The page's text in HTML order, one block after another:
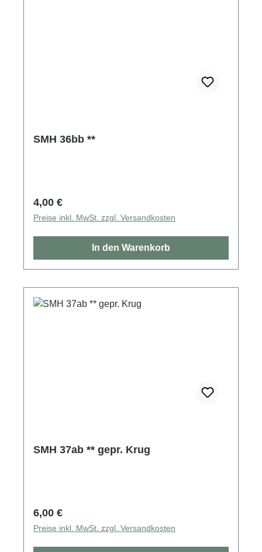
SMH 36bb **
Regulärer Preis:
4,00 €
Preise inkl. MwSt. zzgl. Versandkosten
In den Warenkorb
SMH 37ab ** gepr. Krug
Regulärer Preis:
6,00 €
Preise inkl. MwSt. zzgl. Versandkosten